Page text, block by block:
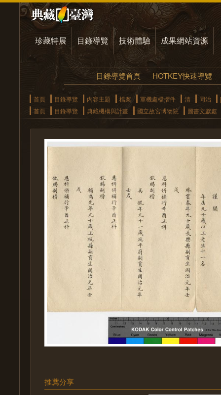
珍藏特展 目錄導覽 技術體驗 成果網站資源
目錄導覽首頁 HOTKEY快速導覽
首頁 目錄導覽 內容主題 檔案 軍機處檔摺件 清 同治
首頁
目錄導覽 典藏機構與計畫 國立故宮博物院 圖書文獻處
推薦分享